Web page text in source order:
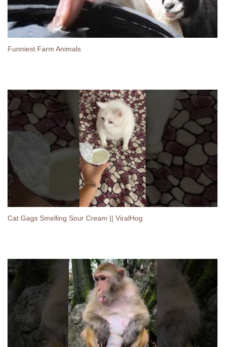
Funniest Farm Animals
Cat Gags Smelling Sour Cream || ViralHog